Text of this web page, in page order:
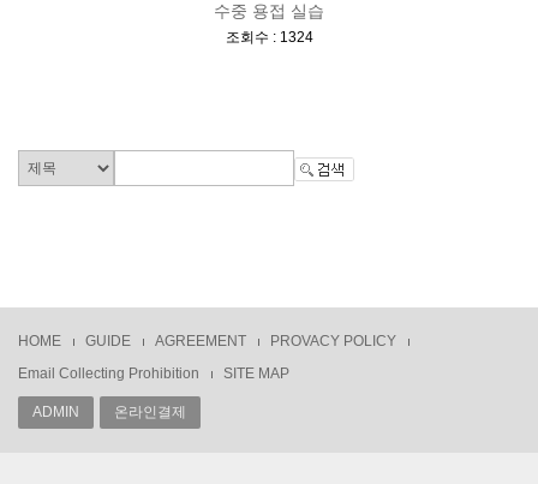
수중 용접 실습
조회수 : 1324]
HOME GUIDE AGREEMENT
PROVACY POLICY
Email Collecting Prohibition
SITE MAP
ADMIN 온라인결제